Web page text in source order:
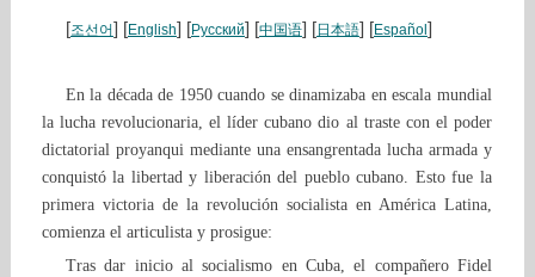
[조선어] [English] [Русский] [中国语] [日本語] [Español]
En la década de 1950 cuando se dinamizaba en escala mundial
la lucha revolucionaria, el líder cubano dio al traste con el poder
dictatorial proyanqui mediante una ensangrentada lucha armada y
conquistó la libertad y liberación del pueblo cubano. Esto fue la
primera victoria de la revolución socialista en América Latina,
comienza el articulista y prosigue:
Tras dar inicio al socialismo en Cuba, el compañero Fidel